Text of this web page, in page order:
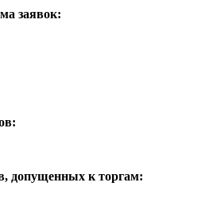
заявок:
допущенных к торгам: